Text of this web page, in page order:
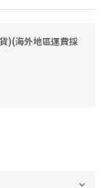
)(海外地區運費採